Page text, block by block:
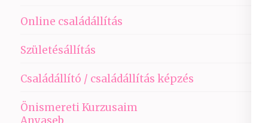
Online családállítás
Születésállítás
Családállító / családállítás képzés
Önismereti Kurzusaim